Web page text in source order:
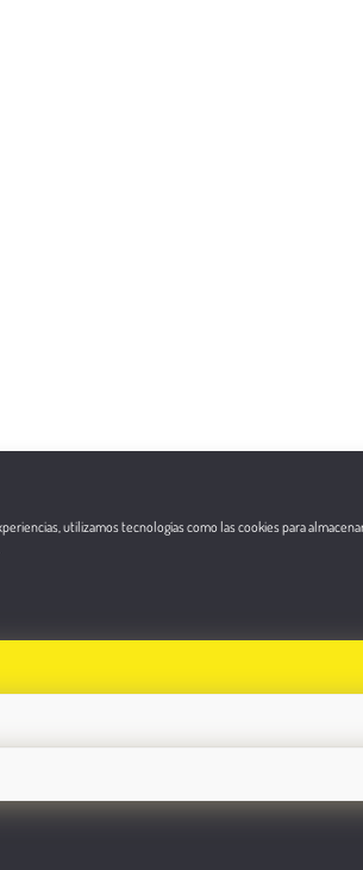
utilizamos tecnologías como las cookies para